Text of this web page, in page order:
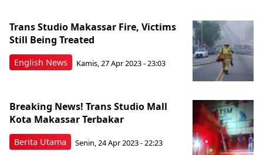
English News
Trans Studio Makassar Fire, Victims
Still Being Treated
Kamis, 27 Apr 2023 - 23:03
Berita Utama
Breaking News! Trans Studio Mall
Kota Makassar Terbakar
Senin, 24 Apr 2023 - 22:23